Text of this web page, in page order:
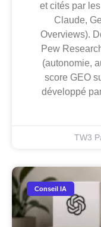
et cités par
Claude,
Overviews).
Pew
(autonomie,
score GEO
développé
TW3
Conseil IA